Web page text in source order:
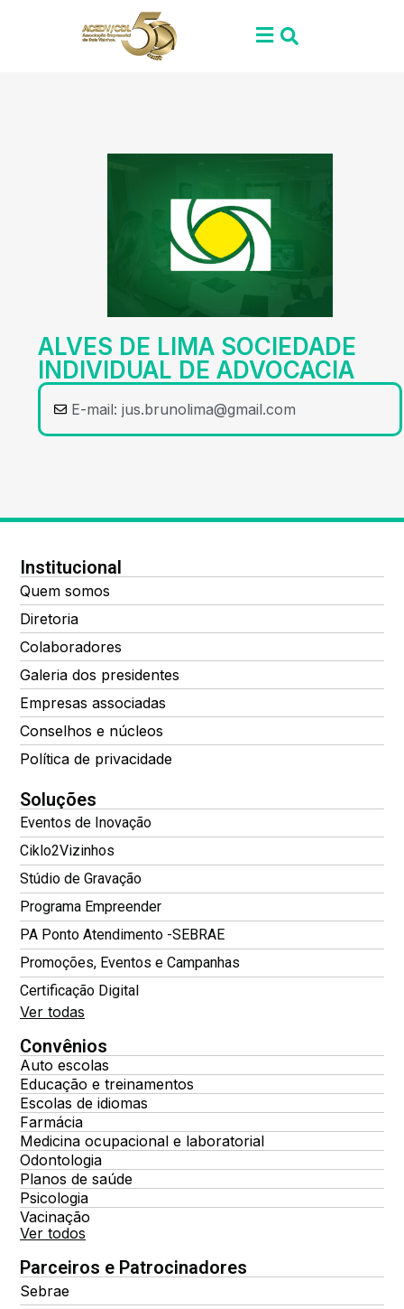
ALVES DE LIMA SOCIEDADE
INDIVIDUAL DE ADVOCACIA
E-mail: jus.brunolima@gmail.com
Institucional
Quem somos
Diretoria
Colaboradores
Galeria dos presidentes
Empresas associadas
Conselhos e núcleos
Política de privacidade
Soluções
Eventos de Inovação
Ciklo2Vizinhos
Stúdio de Gravação
Programa Empreender
PA Ponto Atendimento -SEBRAE
Promoções, Eventos e Campanhas
Certificação Digital
Ver todas
Convênios
Auto escolas
Educação e treinamentos
Escolas de idiomas
Farmácia
Medicina ocupacional e laboratorial
Odontologia
Planos de saúde
Psicologia
Vacinação
Ver todos
Parceiros e Patrocinadores
Sebrae